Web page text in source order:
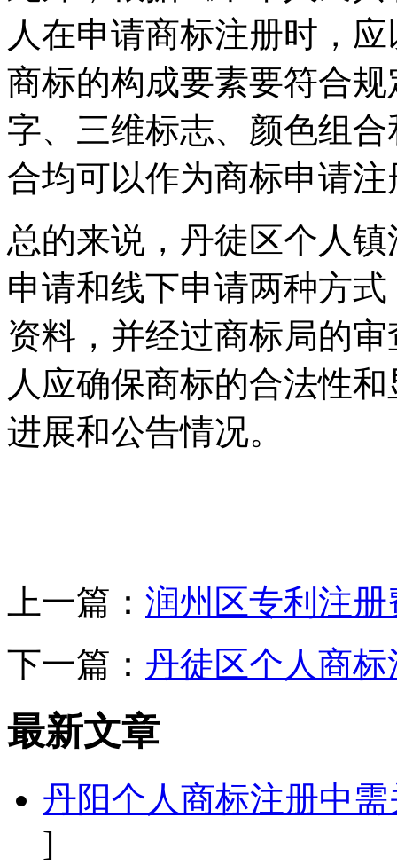
人在申请商标注册时，
商标的构成要素要符合
字、三维标志、颜色组
合均可以作为商标申请注
总的来说，丹徒区个人
申请和线下申请两种方
资料，并经过商标局的
人应确保商标的合法性
进展和公告情况。
上一篇： 润州区专利注
下一篇： 丹徒区个人商
最新文章
丹阳个人商标注册中
]